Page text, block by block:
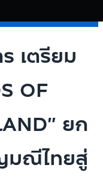
เตรียม
OF
ยก
มณีไทยสู่